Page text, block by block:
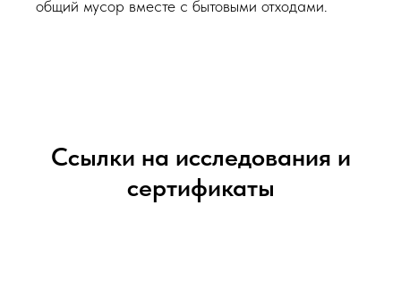
общий мусор вместе с бытовыми отходами.
Ссылки на исследования и
сертификаты